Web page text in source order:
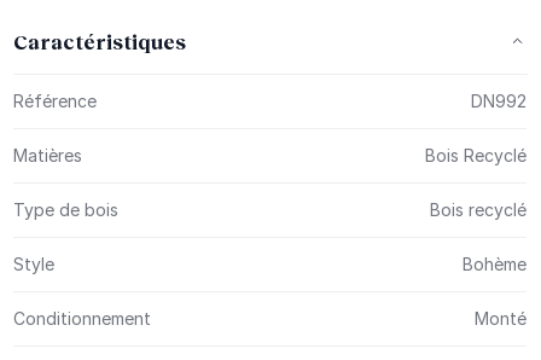
Caractéristiques
Référence DN992
Matières Bois Recyclé
Type de bois Bois recyclé
Style Bohème
Conditionnement Monté